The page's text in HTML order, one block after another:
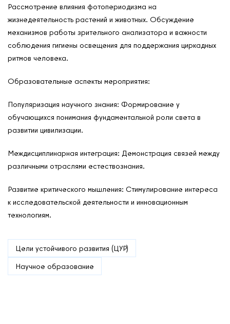
О нас
Контакты
Мероприятия
Обмен опытом
Международные дни
Кафедры ЮНЕСКО РФ
Рассмотрение влияния фотопериодизма на
жизнедеятельность растений и животных. Обсуждение
механизмов работы зрительного анализатора и важности
соблюдения гигиены освещения для поддержания циркадных
ритмов человека.
Образовательные аспекты мероприятия:
Популяризация научного знания: Формирование у
обучающихся понимания фундаментальной роли света в
развитии цивилизации.
Междисциплинарная интеграция: Демонстрация связей между
различными отраслями естествознания.
Развитие критического мышления: Стимулирование интереса
к исследовательской деятельности и инновационным
технологиям.
Цели устойчивого развития (ЦУР)
Научное образование